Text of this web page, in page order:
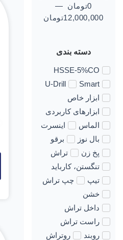
0تومان —
12,000,000تومان
دسته بندی
HSSE-5%CO
Smart
U-Drill
ابزار خاص
ابزارهای کاربردی
الماس
اینسرت
بال نوز
برقو
پخ زن
تراش
تنگستن، کارباید
تیپ
چپ تراش
خشن
داخل تراش
راست تراش
روبند
روتراش